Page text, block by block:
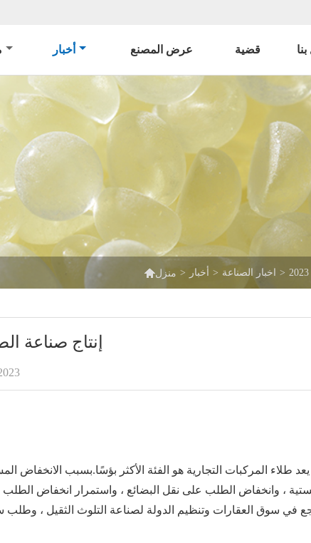
أخبار عرض المصنع قضية
منزل > أخبار > اخبار الصناعة >
إنتاج صناعة
بسبب الانخفاض
، وانخفاض الطلب على نقل البضائع ، واستمرار انخفاض الطلب